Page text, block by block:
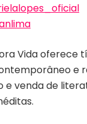
Vida oferece
e
e venda de